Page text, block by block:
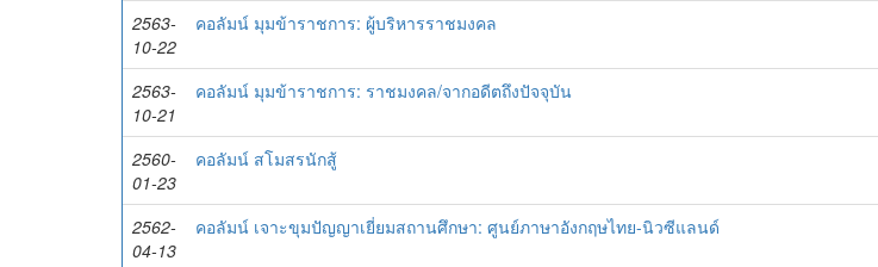
2563-
10-22
คอลัมน์ มุมข้าราชการ: ผู้บริหารราชมงคล
2563-
10-21
คอลัมน์ มุมข้าราชการ: ราชมงคล/จากอดีตถึงปัจจุบัน
2560-
01-23
คอลัมน์ สโมสรนักสู้
2562-
04-13
คอลัมน์ เจาะขุมปัญญาเยี่ยมสถานศึกษา: ศูนย์ภาษาอังกฤษไทย-นิวซีแลนด์